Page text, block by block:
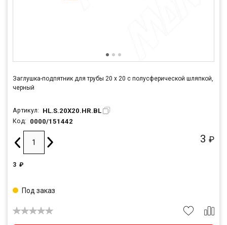
Заглушка-подпятник для трубы 20 х 20 с полусферической шляпкой,
черный
Артикул: HL.S.20X20.HR.BL
Код: 0000/151442
3 ₽
3 ₽
Под заказ